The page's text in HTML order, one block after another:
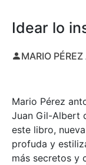
Idear lo
MARIO
Mario Pérez
Juan Gil-Albert
este libro,
profuda y
más secretos y